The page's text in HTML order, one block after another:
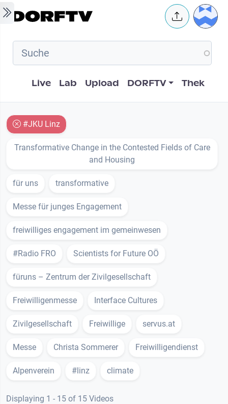
Skip to main content User
Hauptnavigation
Live Lab Upload DORFTV Thek
#JKU Linz
Transformative Change in the Contested Fields of Care
and Housing
für uns transformative
Messe für junges Engagement
freiwilliges engagement im gemeinwesen
#Radio FRO Scientists for Future OÖ
füruns – Zentrum der Zivilgesellschaft
Freiwilligenmesse Interface Cultures
Zivilgesellschaft Freiwillige servus.at
Messe Christa Sommerer Freiwilligendienst
Alpenverein #linz climate
Displaying 1 - 15 of 15 Videos